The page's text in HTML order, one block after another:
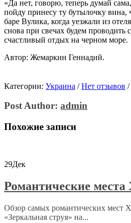
«Да нет, говорю, теперь думай
пойду принесу ту бутылочку вина,
баре Вулика, когда уезжали из
снова при свечах будем проводить
счастливый отдых на черном море.
Автор: Жемаркин Геннадий.
Категории: Украина / Нет отзывов /
Post Author: admin
Похожие записи
29Дек
Романтические места
Обзор самых романтических мест
«Зеркальная струя» на...